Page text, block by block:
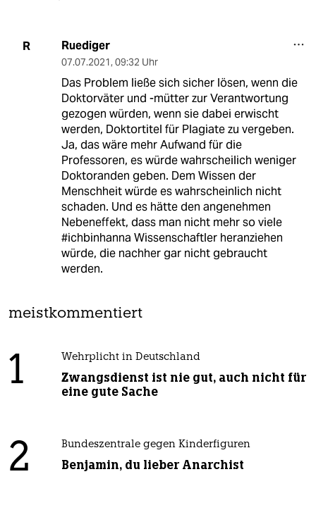
R Ruediger
07.07.2021, 09:32 Uhr
Das Problem ließe sich sicher lösen, wenn die
Doktorväter und -mütter zur Verantwortung
gezogen würden, wenn sie dabei erwischt
werden, Doktortitel für Plagiate zu vergeben.
Ja, das wäre mehr Aufwand für die
Professoren, es würde wahrscheilich weniger
Doktoranden geben. Dem Wissen der
Menschheit würde es wahrscheinlich nicht
schaden. Und es hätte den angenehmen
Nebeneffekt, dass man nicht mehr so viele
#ichbinhanna Wissenschaftler heranziehen
würde, die nachher gar nicht gebraucht
werden.
meistkommentiert
1 Wehrplicht in Deutschland
Zwangsdienst ist nie gut, auch nicht für
eine gute Sache
2 Bundeszentrale gegen Kinderfiguren
Benjamin, du lieber Anarchist